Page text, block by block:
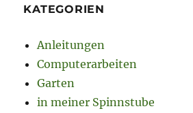
KATEGORIEN
Anleitungen
Computerarbeiten
Garten
in meiner Spinnstube